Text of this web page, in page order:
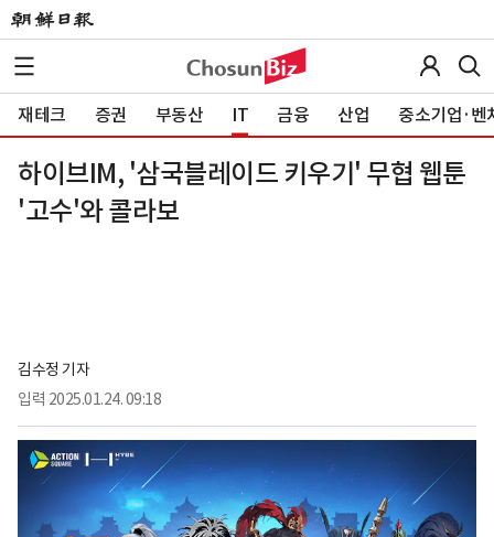
재테크 증권 부동산 IT 금융 산업 중소기업·벤
하이브IM, '삼국블레이드 키우기' 무협 웹툰
'고수'와 콜라보
김수정 기자
입력 2025.01.24. 09:18